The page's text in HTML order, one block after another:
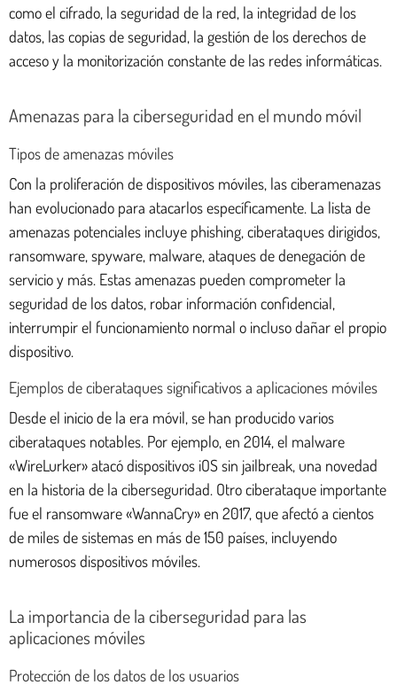
como el cifrado, la seguridad de la red, la integridad de los
datos, las copias de seguridad, la gestión de los derechos de
acceso y la monitorización constante de las redes informáticas.
Amenazas para la ciberseguridad en el mundo móvil
Tipos de amenazas móviles
Con la proliferación de dispositivos móviles, las ciberamenazas
han evolucionado para atacarlos específicamente. La lista de
amenazas potenciales incluye phishing, ciberataques dirigidos,
ransomware, spyware, malware, ataques de denegación de
servicio y más. Estas amenazas pueden comprometer la
seguridad de los datos, robar información confidencial,
interrumpir el funcionamiento normal o incluso dañar el propio
dispositivo.
Ejemplos de ciberataques significativos a aplicaciones móviles
Desde el inicio de la era móvil, se han producido varios
ciberataques notables. Por ejemplo, en 2014, el malware
«WireLurker» atacó dispositivos iOS sin jailbreak, una novedad
en la historia de la ciberseguridad. Otro ciberataque importante
fue el ransomware «WannaCry» en 2017, que afectó a cientos
de miles de sistemas en más de 150 países, incluyendo
numerosos dispositivos móviles.
La importancia de la ciberseguridad para las
aplicaciones móviles
Protección de los datos de los usuarios